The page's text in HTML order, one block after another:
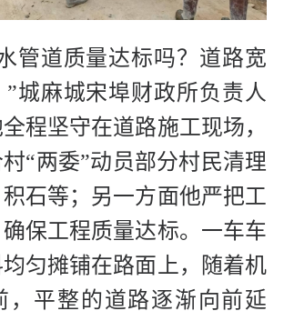
管道质量达标吗？道路宽
”城麻城宋埠财政所负责人
程坚守在道路施工现场，
“两委”动员部分村民清理
石等；另一方面他严把工
保工程质量达标。一车车
匀摊铺在路面上，随着机
，平整的道路逐渐向前延